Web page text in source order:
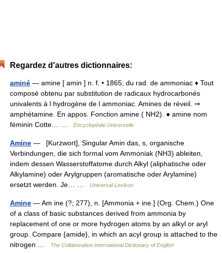
Regardez d'autres dictionnaires:
aminé — amine [ amin ] n. f. • 1865; du rad. de ammoniac ♦ Tout
composé obtenu par substitution de radicaux hydrocarbonés
univalents à l hydrogène de l ammoniac. Amines de réveil. ⇒
amphétamine. En appos. Fonction amine ( NH2). ● amine nom
féminin Cotte… …
Encyclopédie Universelle
Amine — [Kurzwort], Singular Amin das, s, organische
Verbindungen, die sich formal vom Ammoniak (NH3) ableiten,
indem dessen Wasserstoffatome durch Alkyl (aliphatische oder
Alkylamine) oder Arylgruppen (aromatische oder Arylamine)
ersetzt werden. Je… …
Universal-Lexikon
Amine — Am ine (?; 277), n. [Ammonia + ine.] (Org. Chem.) One
of a class of basic substances derived from ammonia by
replacement of one or more hydrogen atoms by an alkyl or aryl
group. Compare {amide}, in which an acyl group is attached to the
nitrogen …
The Collaborative International Dictionary of English